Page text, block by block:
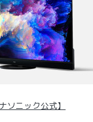
ソニック公式】